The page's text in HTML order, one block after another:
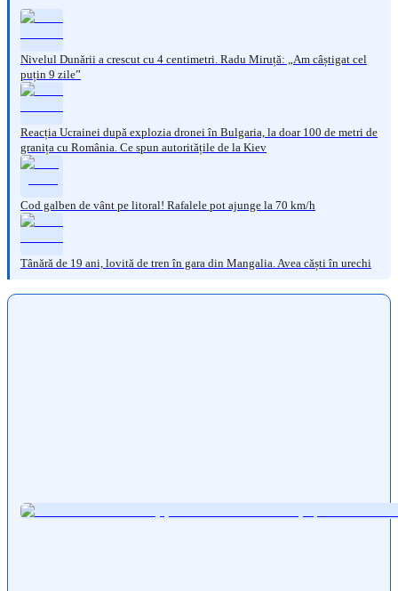
Nivelul Dunării a crescut cu 4 centimetri. Radu Miruță: „Am câștigat cel
puțin 9 zile”
Reacția Ucrainei după explozia dronei în Bulgaria, la doar 100 de metri de
granița cu România. Ce spun autoritățile de la Kiev
Cod galben de vânt pe litoral! Rafalele pot ajunge la 70 km/h
Tânără de 19 ani, lovită de tren în gara din Mangalia. Avea căști în urechi